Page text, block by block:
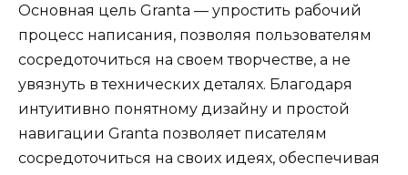
Основная цель Granta — упростить рабочий
процесс написания, позволяя пользователям
сосредоточиться на своем творчестве, а не
увязнуть в технических деталях. Благодаря
интуитивно понятному дизайну и простой
навигации Granta позволяет писателям
сосредоточиться на своих идеях, обеспечивая